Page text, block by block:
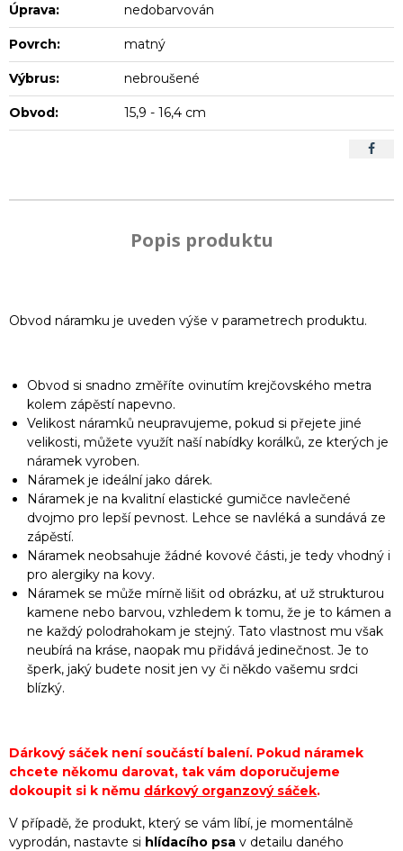
Úprava: nedobarvován
Povrch: matný
Výbrus: nebroušené
Obvod: 15,9 - 16,4 cm
Popis produktu
Obvod náramku je uveden výše v parametrech produktu.
Obvod si snadno změříte ovinutím krejčovského metra
kolem zápěstí napevno.
Velikost náramků neupravujeme, pokud si přejete jiné
velikosti, můžete využít naší nabídky korálků, ze kterých je
náramek vyroben.
Náramek je ideální jako dárek.
Náramek je na kvalitní elastické gumičce navlečené
dvojmo pro lepší pevnost. Lehce se navléká a sundává ze
zápěstí.
Náramek neobsahuje žádné kovové části, je tedy vhodný i
pro alergiky na kovy.
Náramek se může mírně lišit od obrázku, ať už strukturou
kamene nebo barvou, vzhledem k tomu, že je to kámen a
ne každý polodrahokam je stejný. Tato vlastnost mu však
neubírá na kráse, naopak mu přidává jedinečnost. Je to
šperk, jaký budete nosit jen vy či někdo vašemu srdci
blízký.
Dárkový sáček není součástí balení. Pokud náramek
chcete někomu darovat, tak vám doporučujeme
dokoupit si k němu dárkový organzový sáček.
V případě, že produkt, který se vám líbí, je momentálně
vyprodán, nastavte si hlídacího psa v detailu daného